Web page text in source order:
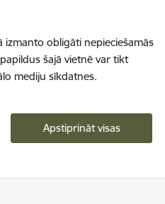
obligāti nepieciešamās
šajā vietnē var tikt
mediju sīkdatnes.
Apstiprināt visas